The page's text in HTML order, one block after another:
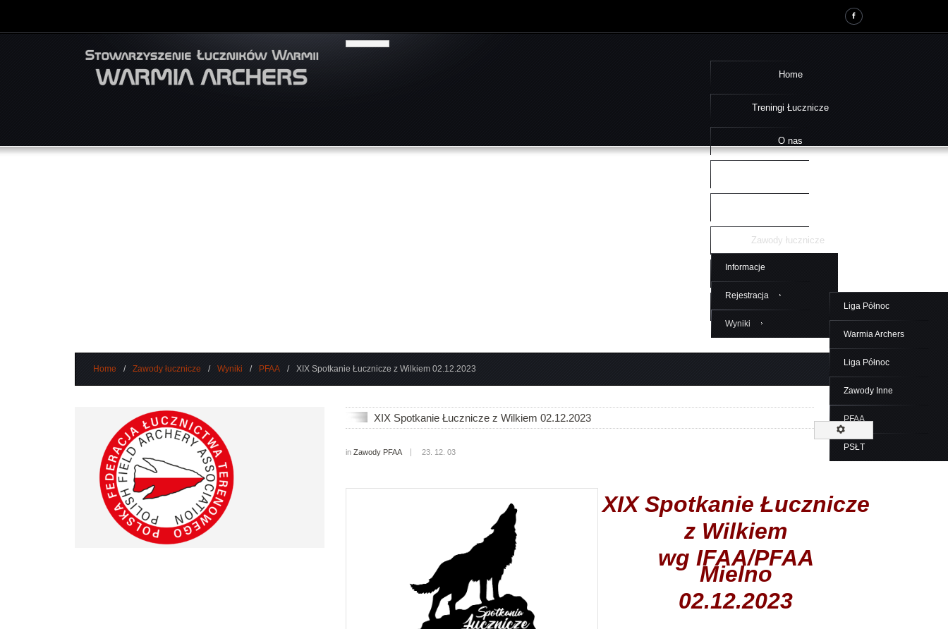
Home
Treningi Łucznicze
O nas
Zawody łucznicze
Informacje
Rejestracja
Liga Północ
Zawody Inne
PFAA
Wyniki
Warmia Archers
Liga Północ
Zawody Inne
PFAA
PSŁT
Home / Zawody łucznicze / Wyniki / PFAA / XIX Spotkanie Łucznicze z Wilkiem 02.12.2023
XIX Spotkanie Łucznicze z Wilkiem 02.12.2023
in Zawody PFAA 23. 12. 03
XIX Spotkanie Łucznicze
z Wilkiem
wg IFAA/PFAA
Mielno
02.12.2023